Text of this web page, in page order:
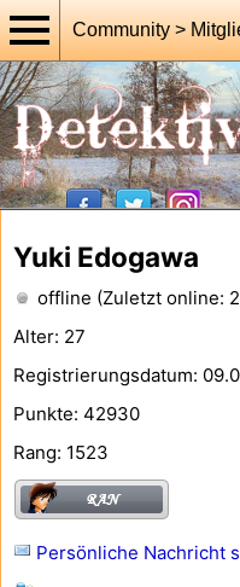
Community >
Yuki Edogawa
offline (Zuletzt online:
Alter: 27
Registrierungsdatum:
Punkte: 42930
Rang: 1523
Persönliche Nachricht